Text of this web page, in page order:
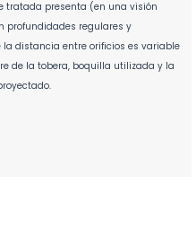
tratada presenta (en una visión
profundidades regulares y
distancia entre orificios es variable
de la tobera, boquilla utilizada y la